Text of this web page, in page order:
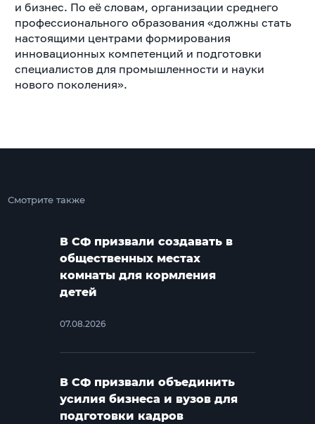
и бизнес. По её словам, организации среднего
профессионального образования «должны стать
настоящими центрами формирования
инновационных компетенций и подготовки
специалистов для промышленности и науки
нового поколения».
Смотрите также
В СФ призвали создавать в
общественных местах
комнаты для кормления
детей
07.08.2026
В СФ призвали объединить
усилия бизнеса и вузов для
подготовки кадров